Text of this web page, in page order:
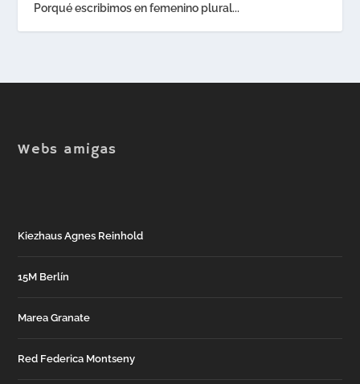
Porqué escribimos en femenino plural...
Webs amigas
Kiezhaus Agnes Reinhold
15M Berlín
Marea Granate
Red Federica Montseny